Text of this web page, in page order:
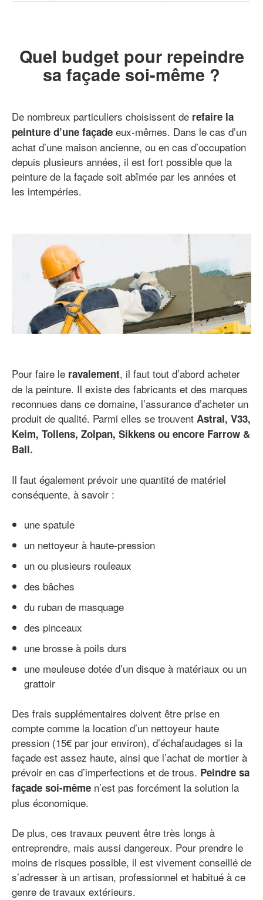
Quel budget pour repeindre
sa façade soi-même ?
De nombreux particuliers choisissent de refaire la
peinture d’une façade eux-mêmes. Dans le cas d’un
achat d’une maison ancienne, ou en cas d’occupation
depuis plusieurs années, il est fort possible que la
peinture de la façade soit abîmée par les années et
les intempéries.
Pour faire le ravalement, il faut tout d’abord acheter
de la peinture. Il existe des fabricants et des marques
reconnues dans ce domaine, l’assurance d’acheter un
produit de qualité. Parmi elles se trouvent Astral, V33,
Keim, Tollens, Zolpan, Sikkens ou encore Farrow &
Ball.
Il faut également prévoir une quantité de matériel
conséquente, à savoir :
une spatule
un nettoyeur à haute-pression
un ou plusieurs rouleaux
des bâches
du ruban de masquage
des pinceaux
une brosse à poils durs
une meuleuse dotée d’un disque à matériaux ou un
grattoir
Des frais supplémentaires doivent être prise en
compte comme la location d’un nettoyeur haute
pression (15€ par jour environ), d’échafaudages si la
façade est assez haute, ainsi que l’achat de mortier à
prévoir en cas d’imperfections et de trous. Peindre sa
façade soi-même n’est pas forcément la solution la
plus économique.
De plus, ces travaux peuvent être très longs à
entreprendre, mais aussi dangereux. Pour prendre le
moins de risques possible, il est vivement conseillé de
s’adresser à un artisan, professionnel et habitué à ce
genre de travaux extérieurs.